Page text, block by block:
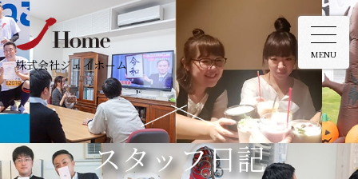
スタッフ日記
株式会社ジェイホーム
MENU